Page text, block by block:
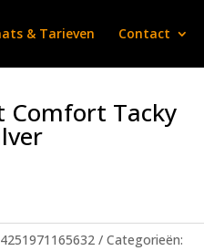
& Tarieven Contact
Comfort Tacky
4251971165632
Categorieën: